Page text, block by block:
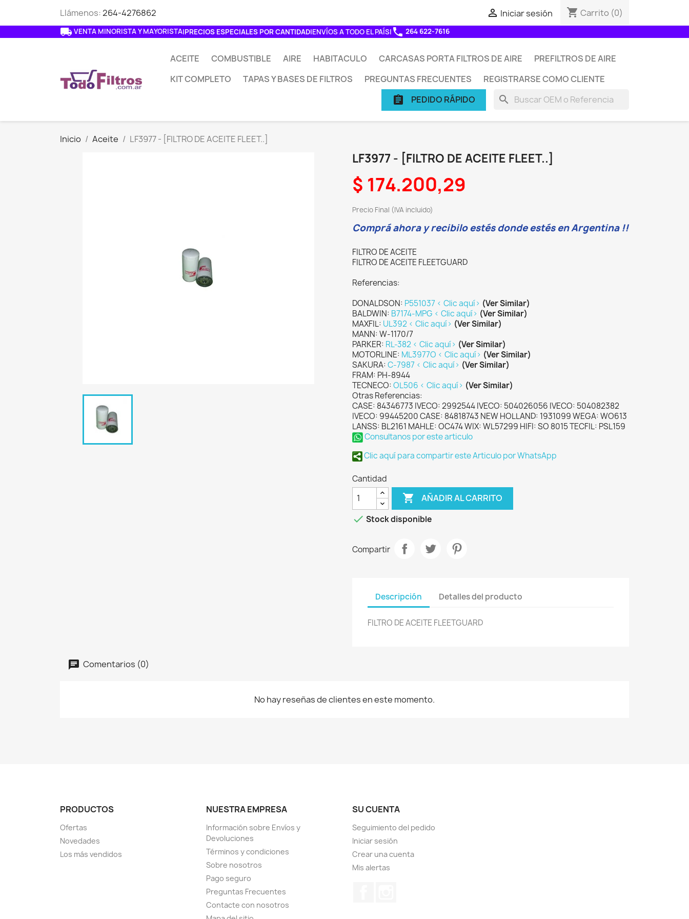
Llámenos:264-4276862  Iniciar sesión shopping_cart Carrito (0)
local_shipping VENTA MINORISTA Y MAYORISTA|PRECIOS ESPECIALES POR CANTIDAD|ENVÍOS A TODO EL PAÍS| phone 264 622-7616
ACEITE COMBUSTIBLE AIRE HABITACULO CARCASAS PORTA FILTROS DE AIRE
PREFILTROS DE AIRE
KIT COMPLETO
TAPAS Y BASES DE FILTROS PREGUNTAS FRECUENTES REGISTRARSE COMO CLIENTE
search
assignment PEDIDO RÁPIDO
Inicio Aceite LF3977 - [FILTRO DE ACEITE FLEET..]
LF3977 - [FILTRO DE ACEITE FLEET..]
$ 174.200,29
Precio Final (IVA incluido)
Comprá ahora y recibilo estés donde estés en Argentina !!
FILTRO DE ACEITE
FILTRO DE ACEITE FLEETGUARD
Referencias:
DONALDSON: P551037 < Clic aquí> (Ver Similar)
BALDWIN: B7174-MPG < Clic aquí> (Ver Similar)
MAXFIL: UL392 < Clic aquí> (Ver Similar)
MANN: W-1170/7
PARKER: RL-382 < Clic aquí> (Ver Similar)
MOTORLINE: ML3977O < Clic aquí> (Ver Similar)
SAKURA: C-7987 < Clic aquí> (Ver Similar)
FRAM: PH-8944
TECNECO: OL506 < Clic aquí> (Ver Similar)
Otras Referencias:
CASE: 84346773 IVECO: 2992544 IVECO: 504026056 IVECO: 504082382
IVECO: 99445200 CASE: 84818743 NEW HOLLAND: 1931099 WEGA: WO613
LANSS: BL2161 MAHLE: OC474 WIX: WL57299 HIFI: SO 8015 TECFIL: PSL159
Consultanos por este articulo
Clic aquí para compartir este Articulo por WhatsApp
Cantidad
 AÑADIR AL CARRITO
 Stock disponible
Compartir
Descripción Detalles del producto
FILTRO DE ACEITE FLEETGUARD
Comentarios (0)
No hay reseñas de clientes en este momento.
PRODUCTOS
Ofertas
Novedades
Los más vendidos
NUESTRA EMPRESA
Información sobre Envíos y
Devoluciones
Términos y condiciones
Sobre nosotros
Pago seguro
Preguntas Frecuentes
Contacte con nosotros
SU CUENTA
Seguimiento del pedido
Iniciar sesión
Crear una cuenta
Mis alertas